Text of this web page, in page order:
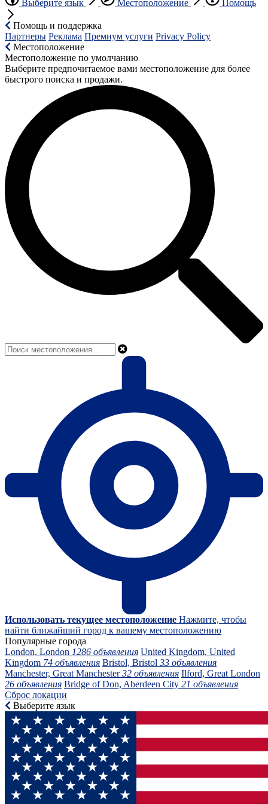
Выберите язык Местоположение Помощь
Помощь и поддержка
Партнеры Реклама Премиум услуги Privacy Policy
Местоположение
Местоположение по умолчанию
Выберите предпочитаемое вами местоположение для более
быстрого поиска и продажи.
Использовать текущее местоположение Нажмите, чтобы
найти ближайший город к вашему местоположению
Популярные города
London, London 1286 объявления United Kingdom, United
Kingdom 74 объявления Bristol, Bristol 33 объявления
Manchester, Great Manchester32 объявления Ilford, Great London
26 объявления Bridge of Don, Aberdeen City 21 объявления
Сброс локации
Выберите язык